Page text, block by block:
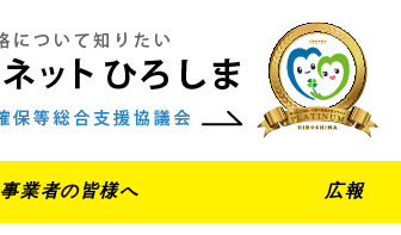
事業者の皆様へ 広報